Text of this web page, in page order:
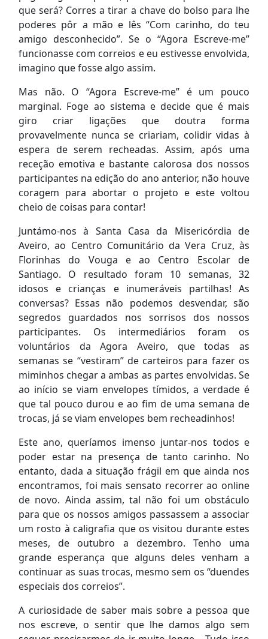
que será? Corres a tirar a chave do bolso para lhe
poderes pôr a mão e lês “Com carinho, do teu
amigo desconhecido”. Se o “Agora Escreve-me”
funcionasse com correios e eu estivesse envolvida,
imagino que fosse algo assim.
Mas não. O “Agora Escreve-me” é um pouco
marginal. Foge ao sistema e decide que é mais
giro criar ligações que doutra forma
provavelmente nunca se criariam, colidir vidas à
espera de serem recheadas. Assim, após uma
receção emotiva e bastante calorosa dos nossos
participantes na edição do ano anterior, não houve
coragem para abortar o projeto e este voltou
cheio de coisas para contar!
Juntámo-nos à Santa Casa da Misericórdia de
Aveiro, ao Centro Comunitário da Vera Cruz, às
Florinhas do Vouga e ao Centro Escolar de
Santiago. O resultado foram 10 semanas, 32
idosos e crianças e inumeráveis partilhas! As
conversas? Essas não podemos desvendar, são
segredos guardados nos sorrisos dos nossos
participantes. Os intermediários foram os
voluntários da Agora Aveiro, que todas as
semanas se “vestiram” de carteiros para fazer os
miminhos chegar a ambas as partes envolvidas. Se
ao início se viam envelopes tímidos, a verdade é
que tal pouco durou e ao fim de uma semana de
trocas, já se viam envelopes bem recheadinhos!
Este ano, queríamos imenso juntar-nos todos e
poder estar na presença de tanto carinho. No
entanto, dada a situação frágil em que ainda nos
encontramos, foi mais sensato recorrer ao online
de novo. Ainda assim, tal não foi um obstáculo
para que os nossos amigos passassem a associar
um rosto à caligrafia que os visitou durante estes
meses, de outubro a dezembro. Tenho uma
grande esperança que alguns deles venham a
continuar as suas trocas, mesmo sem os “duendes
especiais dos correios”.
A curiosidade de saber mais sobre a pessoa que
nos escreve, o sentir que lhe damos algo sem